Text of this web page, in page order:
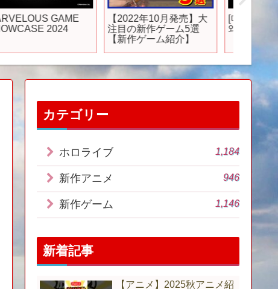
これは、あまりにも… #
アニメ #アニメ紹介 #ア
ア #アニソン #short
#shorts #社長
アニメ『怪獣８号』ノ
ンクレジットOP｜
YUNGBLUD「Abyss」
ユル役
中村悠
役：久
カテゴリー
ホロライブ 1,184
新作アニメ 946
新作ゲーム 1,146
新着記事
【アニメ】2025秋アニメ紹